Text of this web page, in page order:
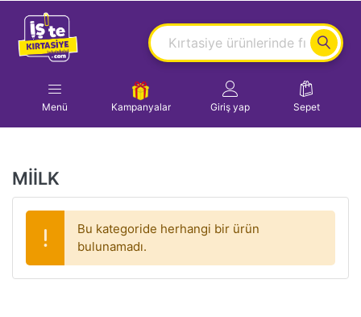
Menü Kampanyalar Giriş yap Sepet
MİİLK
Bu kategoride herhangi bir ürün
bulunamadı.